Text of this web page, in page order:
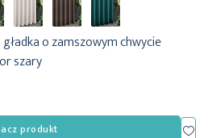
o zamszowym chwycie
szary
produkt